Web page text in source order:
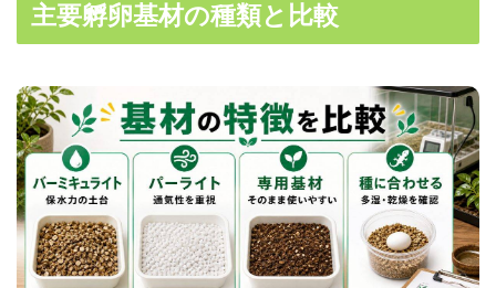
主要孵卵基材の種類と比較